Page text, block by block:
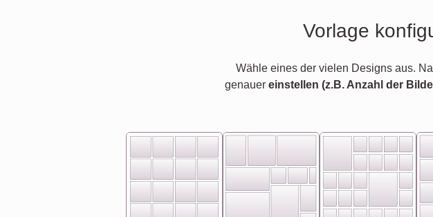
Vorlage
Wähle eines der vielen Designs aus.
genauer einstellen (z.B. Anzahl der